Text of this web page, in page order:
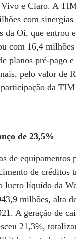
e Claro. A
com sinergias
da Oi, que entrou
com 16,4 milhões
planos pré-pago
pelo valor de
da
de 23,5%
de equipamentos
de créditos
lucro líquido da
milhões, alta
A geração de
21,3%,